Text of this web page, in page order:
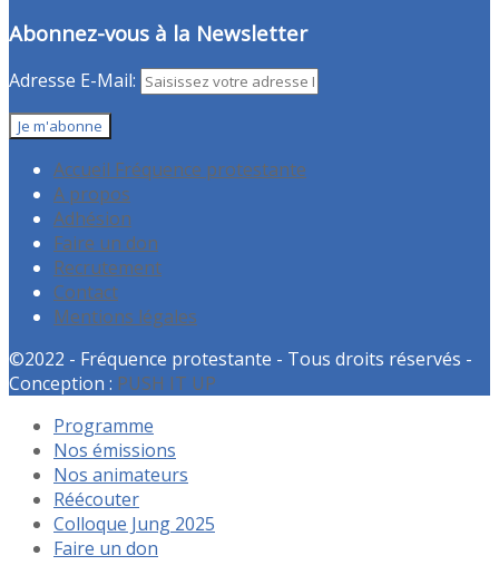
Abonnez-vous à la Newsletter
Adresse E-Mail:
Accueil Fréquence protestante
A propos
Adhésion
Faire un don
Recrutement
Contact
Mentions légales
©2022 - Fréquence protestante - Tous droits réservés -
Conception : PUSH IT UP
Programme
Nos émissions
Nos animateurs
Réécouter
Colloque Jung 2025
Faire un don